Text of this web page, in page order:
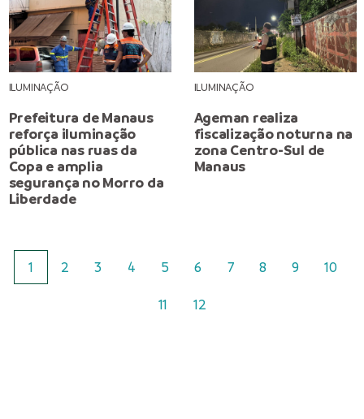
ILUMINAÇÃO
Prefeitura de Manaus
reforça iluminação
pública nas ruas da
Copa e amplia
segurança no Morro da
Liberdade
ILUMINAÇÃO
Ageman realiza
fiscalização noturna na
zona Centro-Sul de
Manaus
1 2 3 4 5 6 7 8 9 10
11 12